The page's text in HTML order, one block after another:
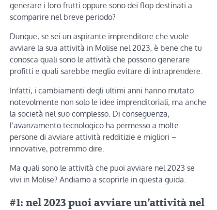
generare i loro frutti oppure sono dei flop destinati a
scomparire nel breve periodo?
Dunque, se sei un aspirante imprenditore che vuole
avviare la sua attività in Molise nel 2023, è bene che tu
conosca quali sono le attività che possono generare
profitti e quali sarebbe meglio evitare di intraprendere.
Infatti, i cambiamenti degli ultimi anni hanno mutato
notevolmente non solo le idee imprenditoriali, ma anche
la società nel suo complesso. Di conseguenza,
l’avanzamento tecnologico ha permesso a molte
persone di avviare attività redditizie e migliori –
innovative, potremmo dire.
Ma quali sono le attività che puoi avviare nel 2023 se
vivi in Molise? Andiamo a scoprirle in questa guida.
#1: nel 2023 puoi avviare un’attività nel